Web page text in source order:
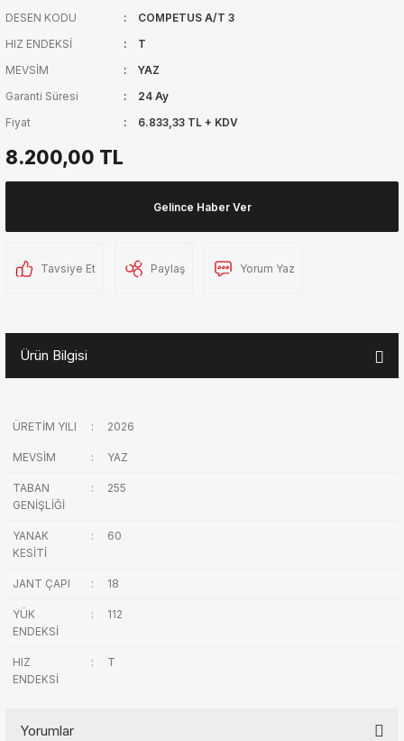
DESEN KODU
COMPETUS A/T 3
HIZ ENDEKSİ
T
MEVSİM
YAZ
Garanti Süresi
24 Ay
Fiyat
6.833,33 TL + KDV
8.200,00 TL
Gelince Haber Ver
Tavsiye Et Paylaş Yorum Yaz
Ürün Bilgisi
ÜRETİM YILI : 2026
MEVSİM : YAZ
TABAN
GENİŞLİĞİ
: 255
YANAK
KESİTİ
: 60
JANT ÇAPI : 18
YÜK
ENDEKSİ
: 112
HIZ
ENDEKSİ
: T
Yorumlar